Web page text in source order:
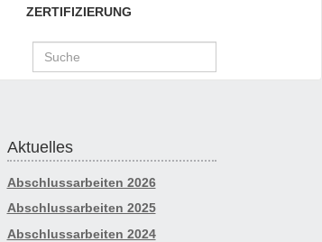
ZERTIFIZIERUNG
Aktuelles
Abschlussarbeiten 2026
Abschlussarbeiten 2025
Abschlussarbeiten 2024